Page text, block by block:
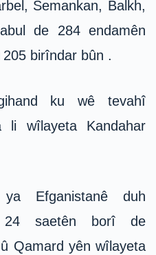
Semankan, Balkh,
de 284 endamên
birîndar bûn .
ku wê tevahî
li wîlayeta Kandahar
Efganistanê duh
24 saetên borî de
Qamard yên wîlayeta